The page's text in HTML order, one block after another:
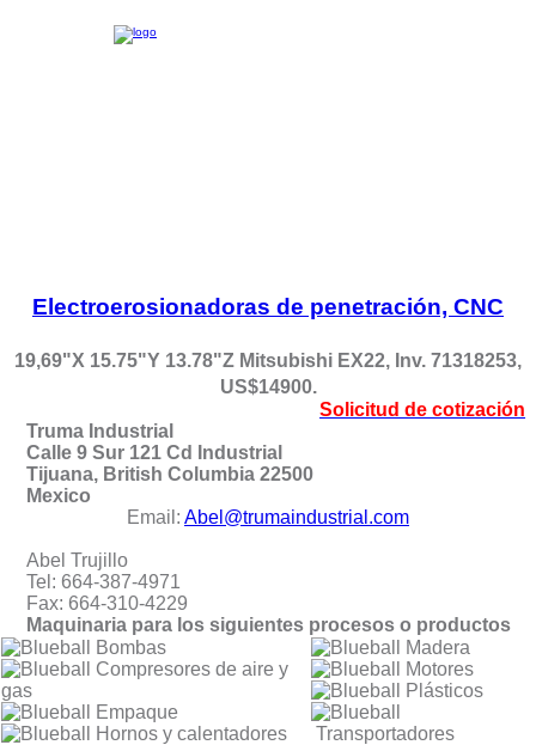
Electroerosionadoras de penetración, CNC
19,69"X 15.75"Y 13.78"Z Mitsubishi EX22, Inv. 71318253,
US$14900.
Solicitud de cotización
Truma Industrial
Calle 9 Sur 121 Cd Industrial
Tijuana, British Columbia 22500
Mexico
Email: Abel@trumaindustrial.com
Abel Trujillo
Tel: 664-387-4971
Fax: 664-310-4229
Maquinaria para los siguientes procesos o productos
Bombas
Compresores de aire y
gas
Empaque
Hornos y calentadores
Madera
Motores
Plásticos
Transportadores